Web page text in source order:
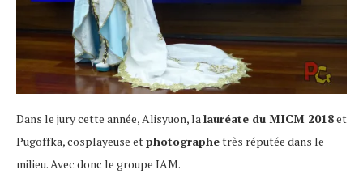
Dans le jury cette année, Alisyuon, lalauréate du MICM 2018et
Pugoffka, cosplayeuse etphotographetrès réputée dans le
milieu. Avec donc le groupe IAM.